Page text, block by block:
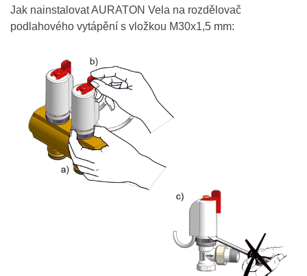
Jak nainstalovat AURATON Vela na rozdělovač
podlahového vytápění s vložkou M30x1,5 mm: